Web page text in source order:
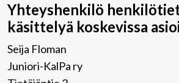
Yhteyshenkilö
käsittelyä koskevissa
Seija Floman
Juniori-KalPa ry